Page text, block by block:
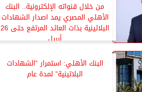
من خلال قنواته الإلكترونية.. البنك
الأهلي المصري يمد اصدار الشهادات
البلاتينية بذات العائد المرتفع حتى 26
أبريل
البنك الأهلي: استمرار ”الشهادات
البلاتينية” لمدة عام